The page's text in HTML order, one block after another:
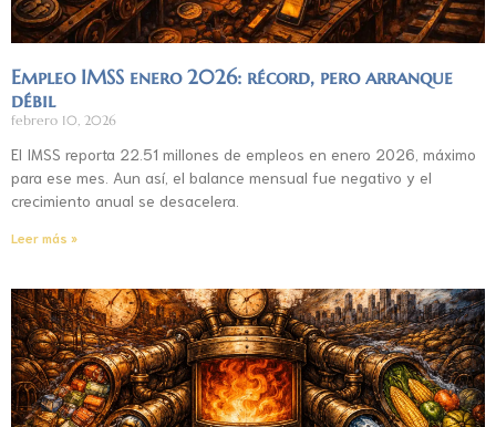
Empleo IMSS enero 2026: récord, pero arranque
débil
febrero 10, 2026
El IMSS reporta 22.51 millones de empleos en enero 2026, máximo
para ese mes. Aun así, el balance mensual fue negativo y el
crecimiento anual se desacelera.
Leer más »